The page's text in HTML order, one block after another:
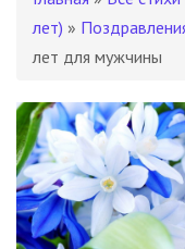
лет) »
лет для мужчины